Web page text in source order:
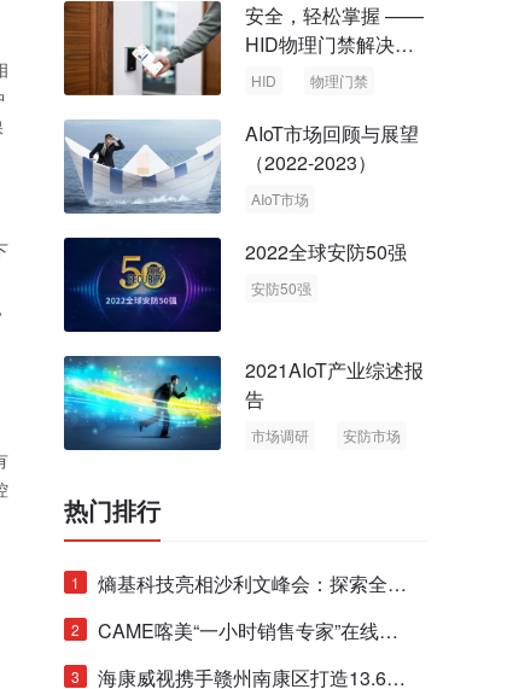
安全，轻松掌握 ——
HID物理门禁解决方
案，启动智慧安全新
HID 物理门禁
AIoT市场回顾与展望
（2022-2023）
AIoT市场
2022全球安防50强
安防50强
2021AIoT产业综述报
告
市场调研
安防市场
热门排行
1
熵基科技亮相沙利文峰会：探索全栈
脑机技术商业化生态新路径
2
CAME喀美“一小时销售专家”在线赋
能培训正式启动！
3
海康威视携手赣州南康区打造13.6公